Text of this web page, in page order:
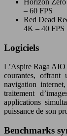
– 60 FPS
Red Dead
4K – 40 FPS
Logiciels
L’Aspire Raga AIO
courantes, offrant
navigation
traitement
applications
puissance de son
Benchmarks